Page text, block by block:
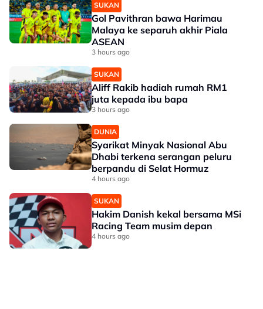
SUKAN
Gol Pavithran bawa Harimau
Malaya ke separuh akhir Piala
ASEAN
3 hours ago
SUKAN
Aliff Rakib hadiah rumah RM1
juta kepada ibu bapa
3 hours ago
DUNIA
Syarikat Minyak Nasional Abu
Dhabi terkena serangan peluru
berpandu di Selat Hormuz
4 hours ago
SUKAN
Hakim Danish kekal bersama MSi
Racing Team musim depan
4 hours ago